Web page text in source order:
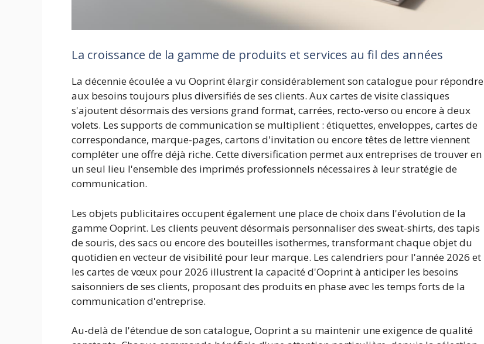
La croissance de la gamme de produits et services au fil des années
La décennie écoulée a vu Ooprint élargir considérablement son catalogue pour répondre
aux besoins toujours plus diversifiés de ses clients. Aux cartes de visite classiques
s'ajoutent désormais des versions grand format, carrées, recto-verso ou encore à deux
volets. Les supports de communication se multiplient : étiquettes, enveloppes, cartes de
correspondance, marque-pages, cartons d'invitation ou encore têtes de lettre viennent
compléter une offre déjà riche. Cette diversification permet aux entreprises de trouver en
un seul lieu l'ensemble des imprimés professionnels nécessaires à leur stratégie de
communication.
Les objets publicitaires occupent également une place de choix dans l'évolution de la
gamme Ooprint. Les clients peuvent désormais personnaliser des sweat-shirts, des tapis
de souris, des sacs ou encore des bouteilles isothermes, transformant chaque objet du
quotidien en vecteur de visibilité pour leur marque. Les calendriers pour l'année 2026 et
les cartes de vœux pour 2026 illustrent la capacité d'Ooprint à anticiper les besoins
saisonniers de ses clients, proposant des produits en phase avec les temps forts de la
communication d'entreprise.
Au-delà de l'étendue de son catalogue, Ooprint a su maintenir une exigence de qualité